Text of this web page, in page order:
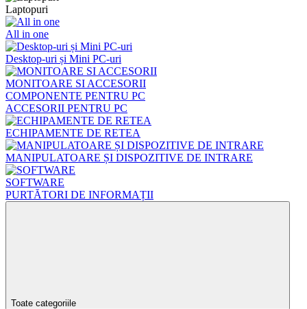
Laptopuri
All in one
Desktop-uri și Mini PC-uri
MONITOARE SI ACCESORII
COMPONENTE PENTRU PC
ACCESORII PENTRU PC
ECHIPAMENTE DE RETEA
MANIPULATOARE ȘI DISPOZITIVE DE INTRARE
SOFTWARE
PURTĂTORI DE INFORMAȚII
Toate categoriile